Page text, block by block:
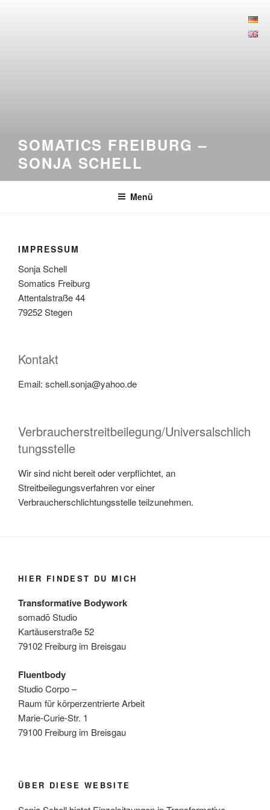
SOMATICS FREIBURG –
SONJA SCHELL
Menü
IMPRESSUM
Sonja Schell
Somatics Freiburg
Attentalstraße 44
79252 Stegen
Kontakt
Email: schell.sonja@yahoo.de
Verbraucherstreitbeilegung/Universalschlich
tungsstelle
Wir sind nicht bereit oder verpflichtet, an
Streitbeilegungsverfahren vor einer
Verbraucherschlichtungsstelle teilzunehmen.
HIER FINDEST DU MICH
Transformative Bodywork
somadō Studio
Kartäuserstraße 52
79102 Freiburg im Breisgau
Fluentbody
Studio Corpo –
Raum für körperzentrierte Arbeit
Marie-Curie-Str. 1
79100 Freiburg im Breisgau
ÜBER DIESE WEBSITE